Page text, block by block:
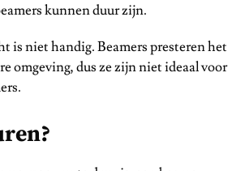
kunnen duur zijn.
niet handig. Beamers presteren het
omgeving, dus ze zijn niet ideaal voor